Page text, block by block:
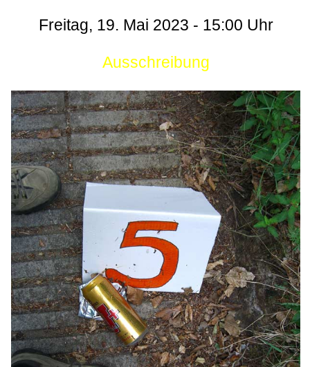
Freitag, 19. Mai 2023 - 15:00 Uhr
Ausschreibung